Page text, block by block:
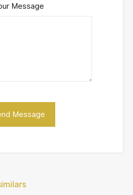
Message